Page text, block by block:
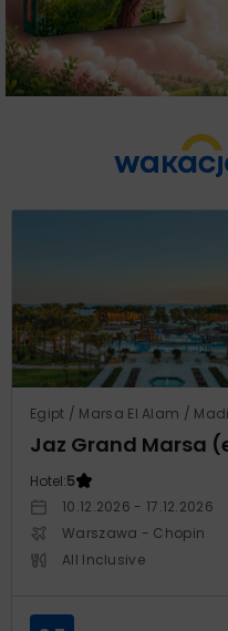
Hotel:5
10.12.2026 - 17.12.2026
Warszawa - Chopin
All Inclusive